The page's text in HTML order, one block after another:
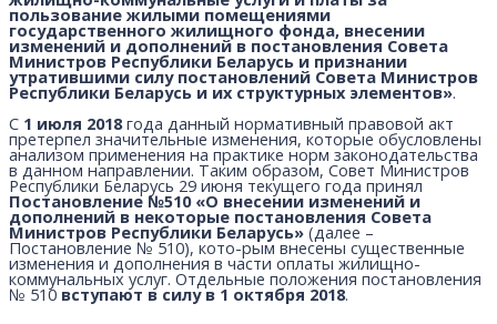
пользование жилыми помещениями
государственного жилищного фонда, внесении
изменений и дополнений в постановления Совета
Министров Республики Беларусь и признании
утратившими силу постановлений Совета Министров
Республики Беларусь и их структурных элементов».
С 1 июля 2018года данный нормативный правовой акт
претерпел значительные изменения, которые обусловлены
анализом применения на практике норм законодательства
в данном направлении. Таким образом, Совет Министров
Республики Беларусь 29 июня текущего года принял
Постановление №510 «О внесении изменений и
дополнений в некоторые постановления Совета
Министров Республики Беларусь» (далее –
Постановление № 510), кото-рым внесены существенные
изменения и дополнения в части оплаты жилищно-
коммунальных услуг. Отдельные положения постановления
№ 510 вступают в силу в 1 октября 2018.